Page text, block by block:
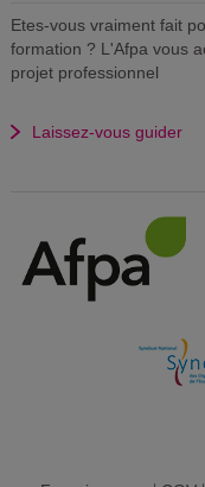
Etes-vous vraiment fait
formation ? L'Afpa vous
projet professionnel
Laissez-vous guider